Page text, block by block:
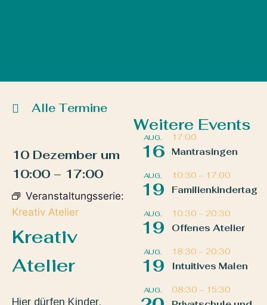
Alle Termine
10 Dezember um
10:00 – 17:00
Veranstaltungsserie:
Kreativ Atelier
Kreativ
Atelier
Hier dürfen Kinder,
Weitere Events
AUG.
16
17:00
Mantrasingen
AUG.
19
10:30 – 17:00
Familienkindertag
AUG.
19
10:30 – 20:30
Offenes Atelier
AUG.
19
18:30 – 20:30
Intuitives Malen
AUG. 08:30 – 15:30